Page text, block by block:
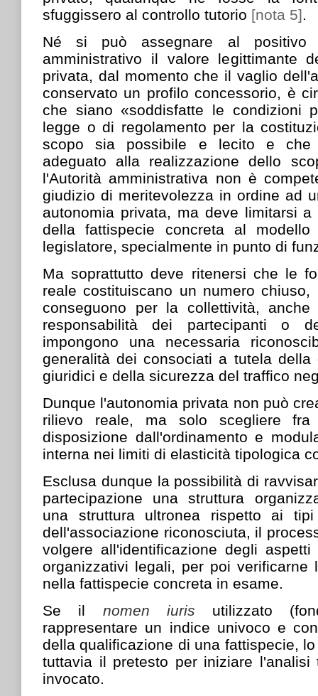
sfuggissero al controllo tutorio [nota 5].
Né si può assegnare al positivo
amministrativo il valore legittimante
privata, dal momento che il vaglio
conservato un profilo concessorio, è
che siano «soddisfatte le condizioni
legge o di regolamento per la
scopo sia possibile e lecito e che
adeguato alla realizzazione dello
l'Autorità amministrativa non è
giudizio di meritevolezza in ordine ad
autonomia privata, ma deve limitarsi
della fattispecie concreta al
legislatore, specialmente in punto di
Ma soprattutto deve ritenersi che le
reale costituiscano un numero
conseguono per la collettività,
responsabilità dei partecipanti o
impongono una necessaria
generalità dei consociati a tutela della
giuridici e della sicurezza del traffico
Dunque l'autonomia privata non può
rilievo reale, ma solo scegliere
disposizione dall'ordinamento e
interna nei limiti di elasticità tipologica
Esclusa dunque la possibilità di
partecipazione una struttura
una struttura ultronea rispetto ai
dell'associazione riconosciuta, il
volgere all'identificazione degli
organizzativi legali, per poi verificarne
nella fattispecie concreta in esame.
Se il nomen iuris utilizzato
rappresentare un indice univoco e
della qualificazione di una fattispecie,
tuttavia il pretesto per iniziare l'analisi
invocato.